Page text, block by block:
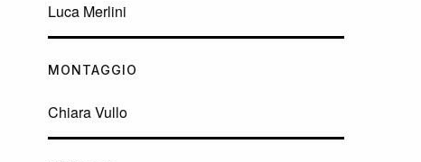
Luca Merlini
MONTAGGIO
Chiara Vullo